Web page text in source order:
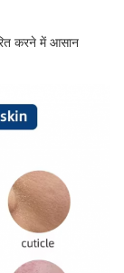
करने में आसान